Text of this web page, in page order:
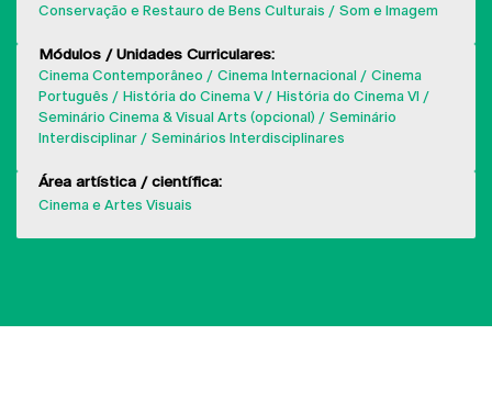
Conservação e Restauro de Bens Culturais
Som e Imagem
Módulos / Unidades Curriculares:
Cinema Contemporâneo Cinema Internacional
Cinema
Português
História do Cinema V
História do Cinema VI
Seminário Cinema & Visual Arts (opcional)
Seminário
Interdisciplinar
Seminários Interdisciplinares
Área artística / científica:
Cinema e Artes Visuais